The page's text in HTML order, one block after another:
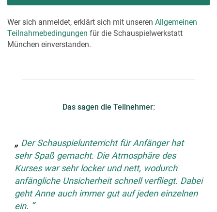
Wer sich anmeldet, erklärt sich mit unseren Allgemeinen
Teilnahmebedingungen für die Schauspielwerkstatt
München einverstanden.
Das sagen die Teilnehmer:
Der Schauspielunterricht für Anfänger hat
sehr Spaß gemacht. Die Atmosphäre des
Kurses war sehr locker und nett, wodurch
anfängliche Unsicherheit schnell verfliegt. Dabei
geht Anne auch immer gut auf jeden einzelnen
ein.